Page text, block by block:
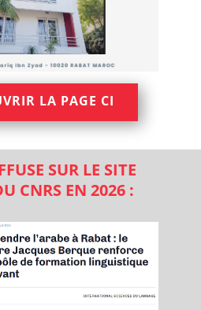
LA PAGE CI
SUR LE SITE
CNRS EN 2026 :